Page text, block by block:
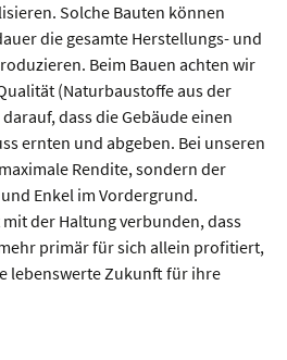
Solche Bauten können
die gesamte Herstellungs- und
Beim Bauen achten wir
(Naturbaustoffe aus der
dass die Gebäude einen
ernten und abgeben. Bei unseren
Rendite, sondern der
Enkel im Vordergrund.
der Haltung verbunden, dass
primär für sich allein profitiert,
lebenswerte Zukunft für ihre